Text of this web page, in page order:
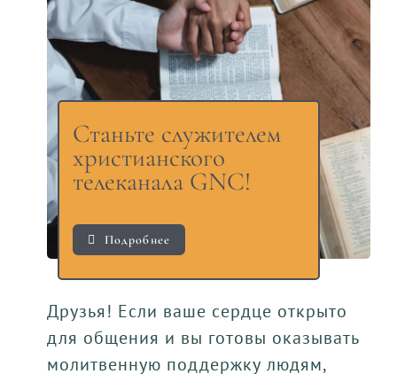
Станьте служителем
христианского
телеканала GNC!
Подробнее
Друзья! Если ваше сердце открыто
для общения и вы готовы оказывать
молитвенную поддержку людям,